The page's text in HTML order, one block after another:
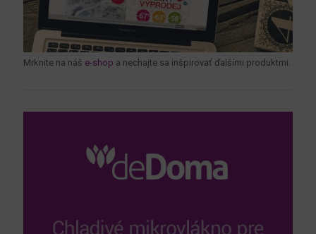
Mrknite na náš e-shop a nechajte sa inšpirovať ďalšími produktmi.